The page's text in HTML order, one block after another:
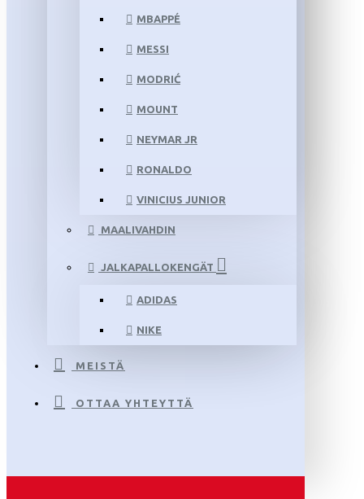
MBAPPÉ
MESSI
MODRIĆ
MOUNT
NEYMAR JR
RONALDO
VINICIUS JUNIOR
MAALIVAHDIN
JALKAPALLOKENGÄT
ADIDAS
NIKE
MEISTÄ
OTTAA YHTEYTTÄ